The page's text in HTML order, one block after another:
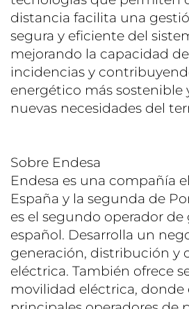
distancia facilita una
segura y eficiente del
mejorando la capacidad
incidencias y
energético más sostenible
nuevas necesidades del
Sobre Endesa
Endesa es una compañía
España y la segunda de
es el segundo operador
español. Desarrolla un
generación, distribución y
eléctrica. También ofrece
movilidad eléctrica, donde